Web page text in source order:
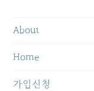
About
Home
가입신청